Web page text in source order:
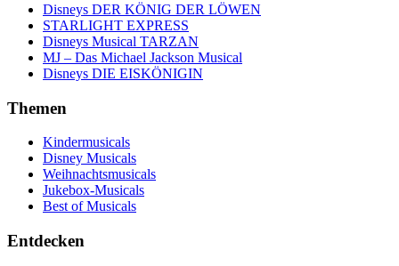
Disneys DER KÖNIG DER LÖWEN
STARLIGHT EXPRESS
Disneys Musical TARZAN
MJ – Das Michael Jackson Musical
Disneys DIE EISKÖNIGIN
Themen
Kindermusicals
Disney Musicals
Weihnachtsmusicals
Jukebox-Musicals
Best of Musicals
Entdecken